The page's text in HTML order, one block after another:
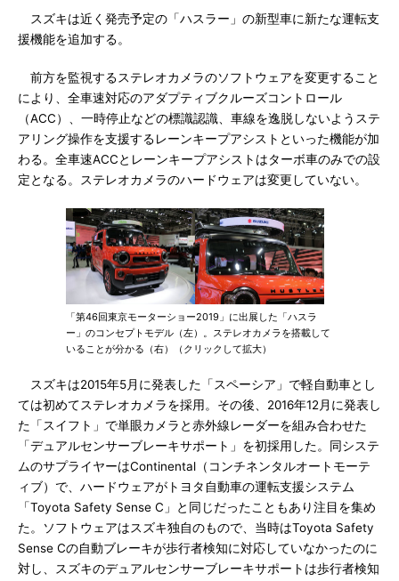
スズキは近く発売予定の「ハスラー」の新型車に新たな運転支
援機能を追加する。
前方を監視するステレオカメラのソフトウェアを変更すること
により、全車速対応のアダプティブクルーズコントロール
（ACC）、一時停止などの標識認識、車線を逸脱しないようステ
アリング操作を支援するレーンキープアシストといった機能が加
わる。全車速ACCとレーンキープアシストはターボ車のみでの設
定となる。ステレオカメラのハードウェアは変更していない。
「第46回東京モーターショー2019」に出展した「ハスラ
ー」のコンセプトモデル（左）。ステレオカメラを搭載して
いることが分かる（右）（クリックして拡大）
スズキは2015年5月に発表した「スペーシア」で軽自動車とし
ては初めてステレオカメラを採用。その後、2016年12月に発表し
た「スイフト」で単眼カメラと赤外線レーダーを組み合わせた
「デュアルセンサーブレーキサポート」を初採用した。同システ
ムのサプライヤーはContinental（コンチネンタルオートモーテ
ィブ）で、ハードウェアがトヨタ自動車の運転支援システム
「Toyota Safety Sense C」と同じだったこともあり注目を集め
た。ソフトウェアはスズキ独自のもので、当時はToyota Safety
Sense Cの自動ブレーキが歩行者検知に対応していなかったのに
対し、スズキのデュアルセンサーブレーキサポートは歩行者検知